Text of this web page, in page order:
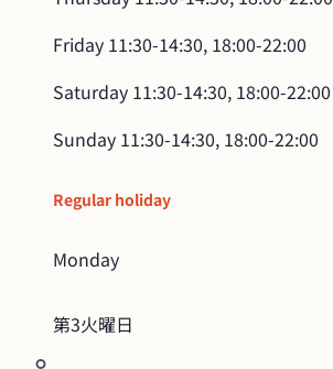
Friday 11:30-14:30, 18:00-22:00
Saturday 11:30-14:30, 18:00-22:00
Sunday 11:30-14:30, 18:00-22:00
Regular holiday
Monday
第3火曜日